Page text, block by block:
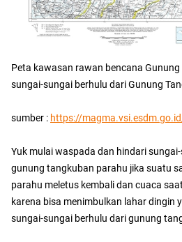
Peta kawasan rawan bencana
sungai-sungai berhulu dari Gunung
sumber : https://
Yuk mulai waspada dan hindari
gunung tangkuban parahu jika suatu
parahu meletus kembali dan cuaca
karena bisa menimbulkan lahar dingin
sungai-sungai berhulu dari gunung